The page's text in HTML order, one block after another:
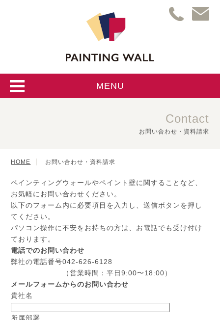
MENU
Contact
お問い合わせ・資料請求
HOME お問い合わせ・資料請求
ペインティングウォールやペイント壁に関することなど、
お気軽にお問い合わせください。
以下のフォーム内に必要項目を入力し、送信ボタンを押し
てください。
パソコン操作に不安をお持ちの方は、お電話でも受け付け
ております。
電話でのお問い合わせ
弊社の電話番号042-626-6128
（営業時間：平日9:00〜18:00）
メールフォームからのお問い合わせ
貴社名
所属部署